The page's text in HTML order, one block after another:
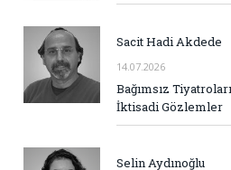
Sacit Hadi Akdede
14.07.2026
Bağımsız
İktisadi Gözlemler
Selin Aydınoğlu